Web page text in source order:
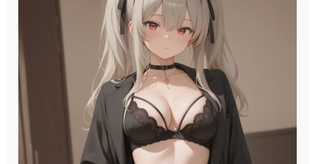
Fotografía
Galaxia